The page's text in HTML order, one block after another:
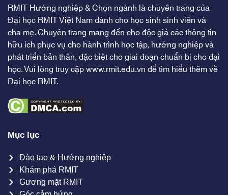
RMIT Hướng nghiệp & Chọn ngành là chuyên trang của
Đại học RMIT Việt Nam dành cho học sinh sinh viên và
cha mẹ. Chuyên trang mang đến cho độc giả các thông tin
hữu ích phục vụ cho hành trình học tập, hướng nghiệp và
phát triển bản thân, đặc biệt cho giai đoạn chuẩn bị cho đại
học. Vui lòng truy cậpwww.rmit.edu.vnđể tìm hiểu thêm về
Đại học RMIT.
Mục lục
Đào tạo & Hướng nghiệp
Khám phá RMIT
Gương mặt RMIT